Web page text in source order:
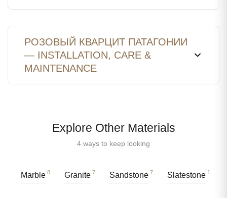
РОЗОВЫЙ КВАРЦИТ ПАТАГОНИИ
— INSTALLATION, CARE &
MAINTENANCE
Explore Other Materials
4 ways to keep looking
Marble 8 Granite 7 Sandstone 7 Slatestone 1